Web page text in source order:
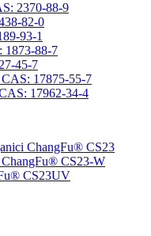
2370-88-9
82-0
93-1
1873-88-7
45-7
17875-55-7
17962-34-4
ChangFu® CS23
ChangFu® CS23-W
CS23UV